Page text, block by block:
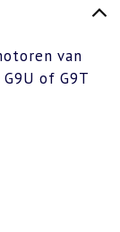
van
of G9T